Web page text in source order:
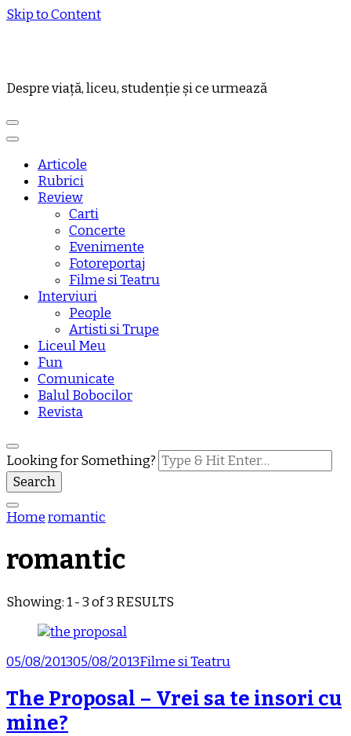
Skip to Content
Despre viață, liceu, studenție și ce urmează
Articole
Rubrici
Review
Carti
Concerte
Evenimente
Fotoreportaj
Filme si Teatru
Interviuri
People
Artisti si Trupe
Liceul Meu
Fun
Comunicate
Balul Bobocilor
Revista
Looking for Something?
Homeromantic
romantic
Showing: 1 - 3 of 3 RESULTS
05/08/201305/08/2013Filme si Teatru
The Proposal – Vrei sa te insori cu
mine?